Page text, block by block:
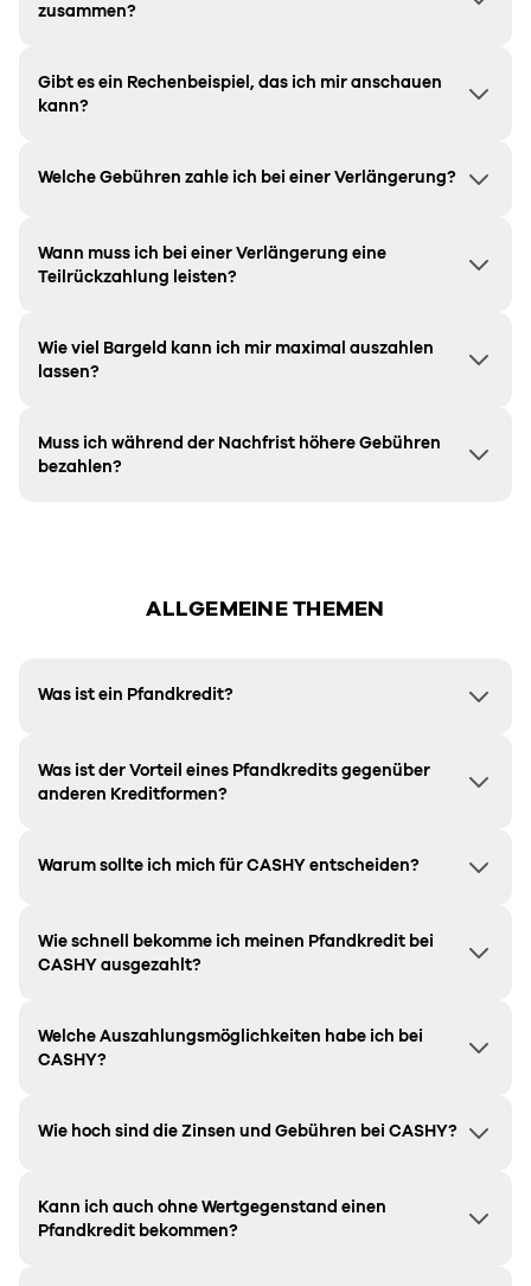
zusammen?
Gibt es ein Rechenbeispiel, das ich mir anschauen
kann?
Welche Gebühren zahle ich bei einer Verlängerung?
Wann muss ich bei einer Verlängerung eine
Teilrückzahlung leisten?
Wie viel Bargeld kann ich mir maximal auszahlen
lassen?
Muss ich während der Nachfrist höhere Gebühren
bezahlen?
ALLGEMEINE THEMEN
Was ist ein Pfandkredit?
Was ist der Vorteil eines Pfandkredits gegenüber
anderen Kreditformen?
Warum sollte ich mich für CASHY entscheiden?
Wie schnell bekomme ich meinen Pfandkredit bei
CASHY ausgezahlt?
Welche Auszahlungsmöglichkeiten habe ich bei
CASHY?
Wie hoch sind die Zinsen und Gebühren bei CASHY?
Kann ich auch ohne Wertgegenstand einen
Pfandkredit bekommen?